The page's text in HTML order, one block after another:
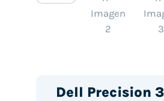
Dell Precision